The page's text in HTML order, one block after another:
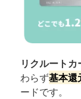
リクルートカ
わらず基本還
ードです。